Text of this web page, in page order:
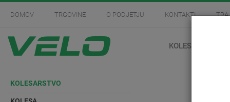
DOMOV TRGOVINE O PODJETJU KONTAKTI
KOLESARSTVO
KOLESARSTVO